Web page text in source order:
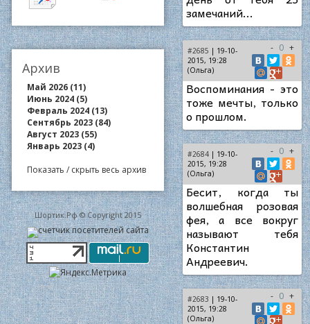
Архив
Май 2026 (11)
Июнь 2024 (5)
Февраль 2024 (13)
Сентябрь 2023 (84)
Август 2023 (55)
Январь 2023 (4)
Показать / скрыть весь архив
Шортик.Рф © Copyright 2015
замечаний...
#2685 | 19-10-
2015, 19:28
(Ольга)
- 0 +
Воспоминания - это
тоже мечты, только
о прошлом.
#2684 | 19-10-
2015, 19:28
(Ольга)
- 0 +
Бесит, когда ты
волшебная розовая
фея, а все вокруг
называют тебя
Константин
Андреевич.
#2683 | 19-10-
2015, 19:28
(Ольга)
- 0 +